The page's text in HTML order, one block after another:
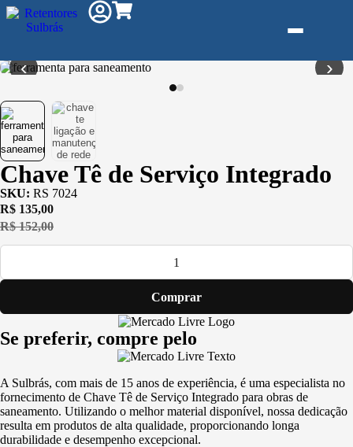
‹ ›
Chave Tê de Serviço Integrado
SKU: RS 7024
R$ 135,00
R$152,00
Comprar
Se preferir, compre pelo
A Sulbrás, com mais de 15 anos de experiência, é uma especialista no
fornecimento de Chave Tê de Serviço Integrado para obras de
saneamento. Utilizando o melhor material disponível, nossa dedicação
resulta em produtos de alta qualidade, proporcionando longa
durabilidade e desempenho excepcional.
Plástico
Industrial
Gráfica
e Poliuretano
(PU)
Serviço de
Usinagem